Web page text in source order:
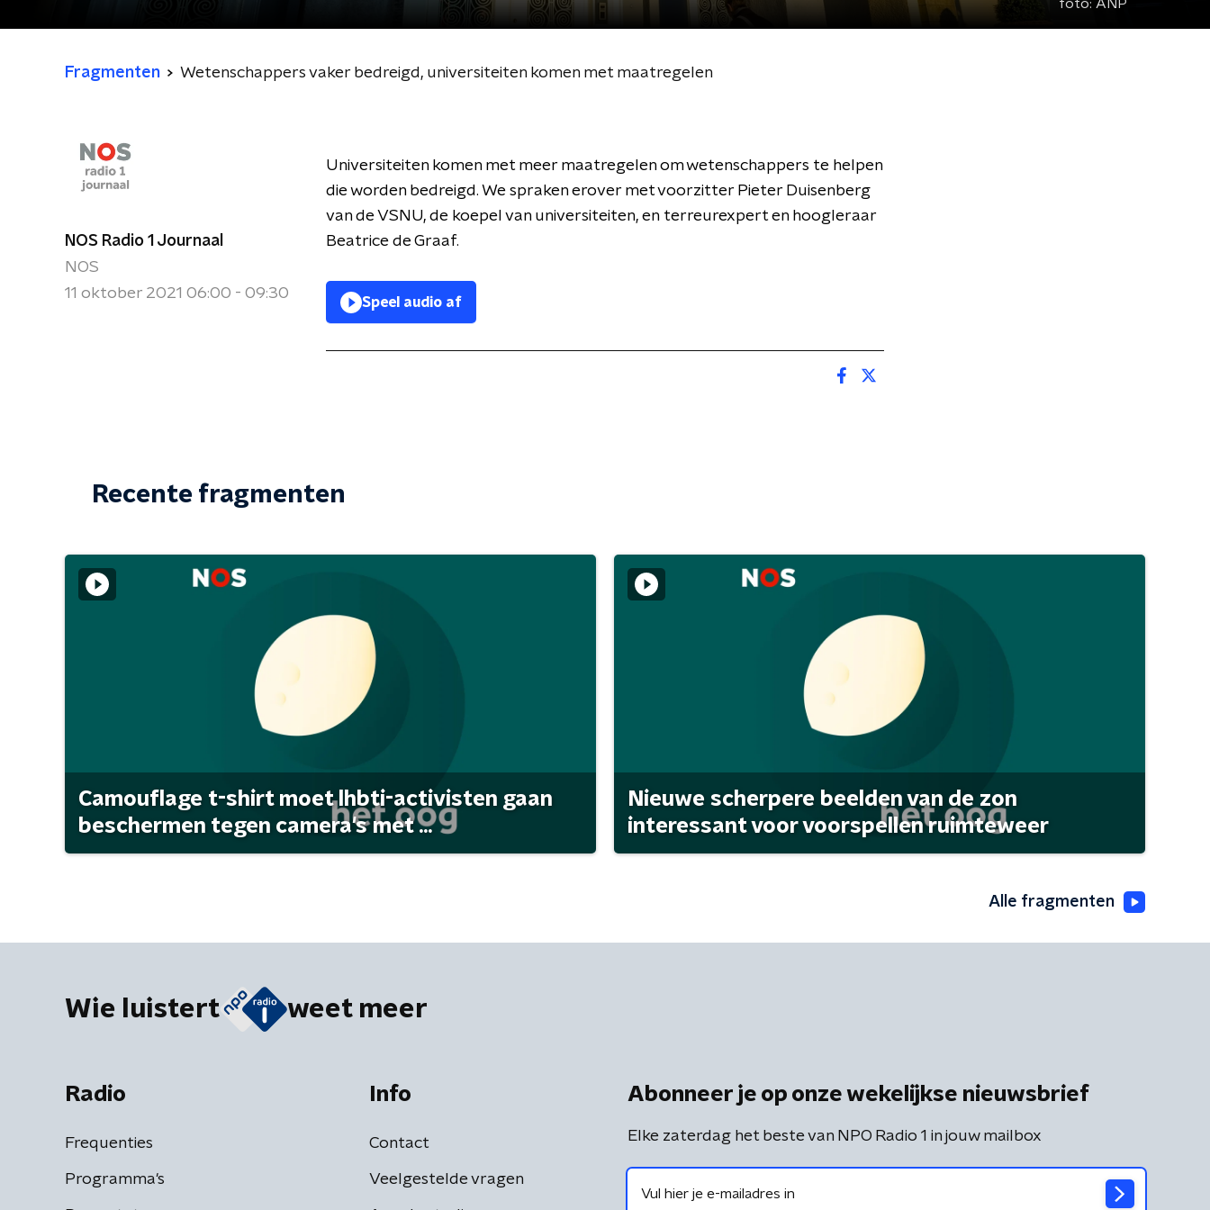
foto: ANP
Fragmenten Wetenschappers vaker bedreigd, universiteiten komen met maatregelen
NOS Radio 1 Journaal
NOS
11 oktober 2021 06:00 - 09:30
Universiteiten komen met meer maatregelen om wetenschappers te helpen
die worden bedreigd. We spraken erover met voorzitter Pieter Duisenberg
van de VSNU, de koepel van universiteiten, en terreurexpert en hoogleraar
Beatrice de Graaf.
Speel audio af
Recente fragmenten
Camouflage t-shirt moet lhbti-activisten gaan
beschermen tegen camera's met ...
Nieuwe scherpere beelden van de zon
interessant voor voorspellen ruimteweer
Alle fragmenten
Wie luistert weet meer
Radio
Frequenties
Programma's
Info
Contact
Veelgestelde vragen
Abonneer je op onze wekelijkse nieuwsbrief
Elke zaterdag het beste van NPO Radio 1 in jouw mailbox